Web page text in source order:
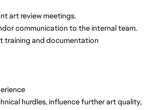
art review meetings.
communication to the internal team.
training and documentation
hurdles, influence further art quality,